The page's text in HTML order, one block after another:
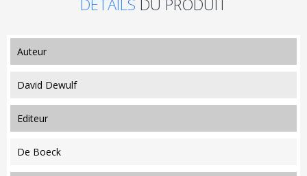
auteur
David Dewulf
editeur
De Boeck